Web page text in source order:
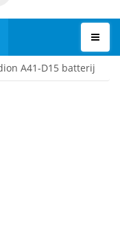
A41-D15 batterij